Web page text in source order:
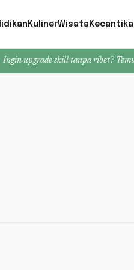
KulinerWisata
skill tanpa ribet? Temukan